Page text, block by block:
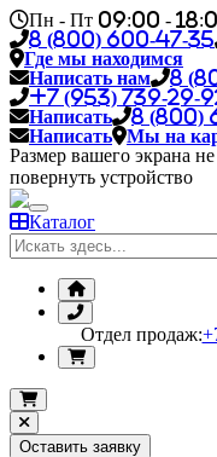
Пн - Пт 09:00 -
8 (800) 600-47-35
Где мы находимся
Написать нам
8
+7 (953) 739-29-
Написать
8 (800)
Написать
Мы на
Размер вашего экрана
повернуть устройство
Каталог
Отдел продаж:
Оставить заявку